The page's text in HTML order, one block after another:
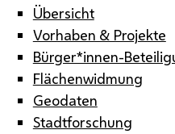
Übersicht
Vorhaben & Projekte
Bürger*innen-
Flächenwidmung
Geodaten
Stadtforschung